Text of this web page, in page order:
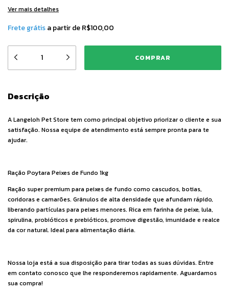
Ver mais detalhes
Frete grátisa partir deR$100,00
Descrição
A Langeloh Pet Store tem como principal objetivo priorizar o cliente e sua
satisfação. Nossa equipe de atendimento está sempre pronta para te
ajudar.
Ração Poytara Peixes de Fundo 1kg
Ração super premium para peixes de fundo como cascudos, botias,
coridoras e camarões. Grânulos de alta densidade que afundam rápido,
liberando partículas para peixes menores. Rica em farinha de peixe, lula,
spirulina, probióticos e prebióticos, promove digestão, imunidade e realce
da cor natural. Ideal para alimentação diária.
Nossa loja está a sua disposição para tirar todas as suas dúvidas. Entre
em contato conosco que lhe responderemos rapidamente. Aguardamos
sua compra!